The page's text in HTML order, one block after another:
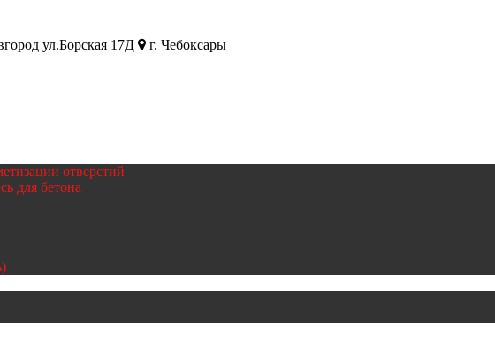
ул.Борская 17Д
г. Чебоксары
отверстий
для бетона